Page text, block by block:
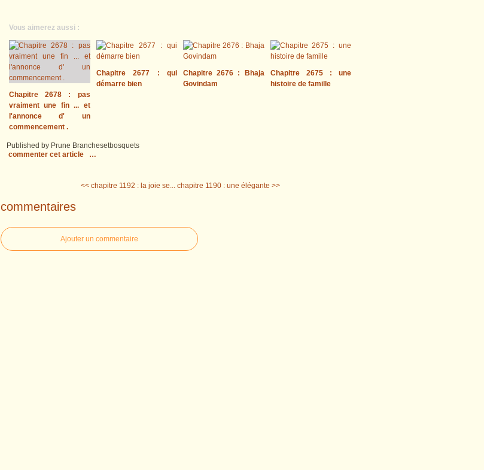
Vous aimerez aussi :
Chapitre 2678 : pas
vraiment une fin ... et
l'annonce d' un
commencement .
Chapitre 2677 : qui
démarre bien
Chapitre 2676 : Bhaja
Govindam
Chapitre 2675 : une
histoire de famille
Published by Prune Branchesetbosquets
commenter cet article
…
<< chapitre 1192 : la joie se... chapitre 1190 : une élégante >>
commentaires
Ajouter un commentaire